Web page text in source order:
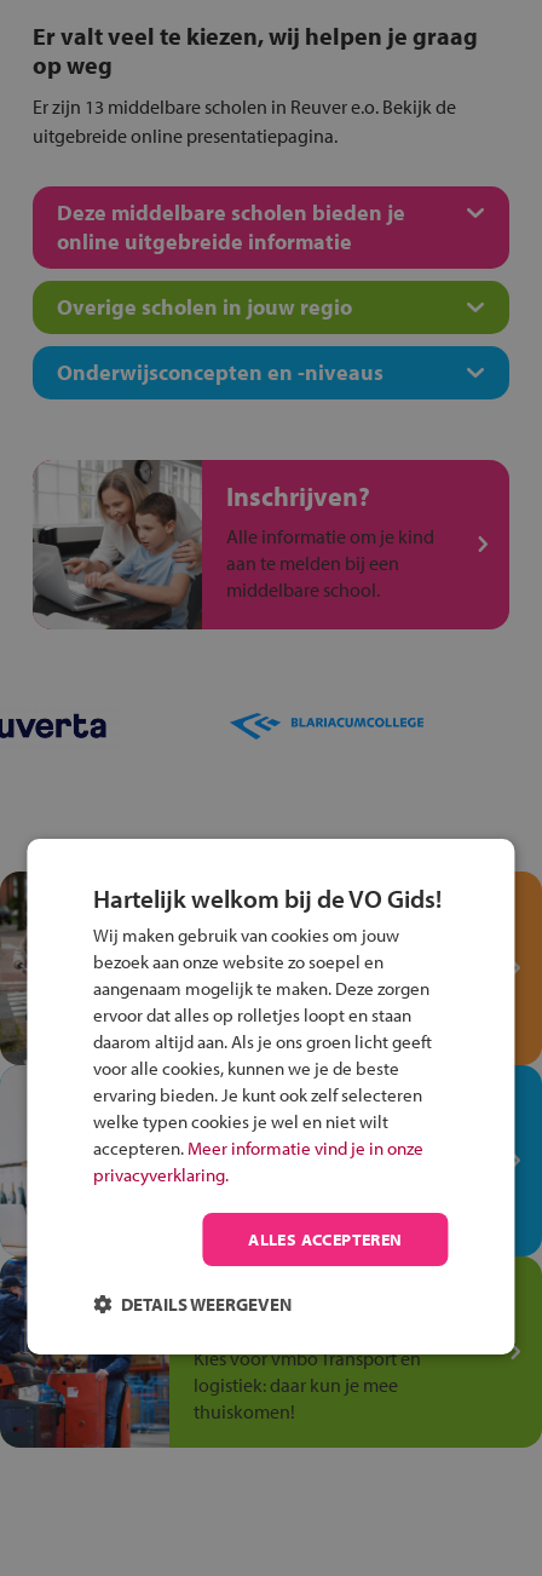
Er valt veel te kiezen, wij helpen je graag
op weg
Er zijn 13 middelbare scholen in Reuver e.o. Bekijk de
uitgebreide online presentatiepagina.
Deze middelbare scholen bieden je
online uitgebreide informatie
Overige scholen in jouw regio
Onderwijsconcepten en -niveaus
Inschrijven?
Alle informatie om je kind
aan te melden bij een
middelbare school.
Test je kennis met het
Fiets Veilig
Verkeersspel!
Speel het Fiets Veilig Verkeersspel
en win een Cortina-fiets!
In de winkel ben je op je
plek!
Ontdek via het vmbo jouw talent
anders is!
Transport en Logistiek
Kies voor vmbo Transport en
logistiek: daar kun je mee
thuiskomen!
Hartelijk welkom bij de VO Gids!
Wij maken gebruik van cookies om jouw
bezoek aan onze website zo soepel en
aangenaam mogelijk te maken. Deze zorgen
ervoor dat alles op rolletjes loopt en staan
daarom altijd aan. Als je ons groen licht geeft
voor alle cookies, kunnen we je de beste
ervaring bieden. Je kunt ook zelf selecteren
welke typen cookies je wel en niet wilt
accepteren. Meer informatie vind je in onze
privacyverklaring.
ALLES ACCEPTEREN
DETAILS WEERGEVEN